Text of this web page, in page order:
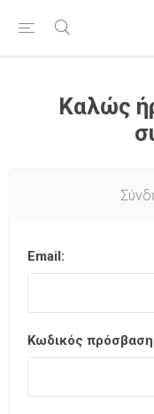
Καλώς
Email:
Κωδικός